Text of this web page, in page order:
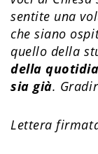
sentite una
che siano
quello della
della
sia già.
Lettera